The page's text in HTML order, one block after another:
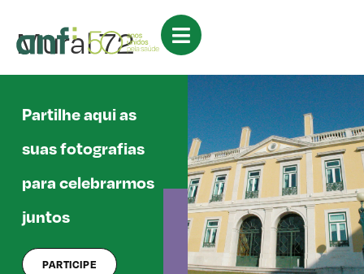
Mural 72
Partilhe aqui as
suas fotografias
para celebrarmos
juntos
PARTICIPE